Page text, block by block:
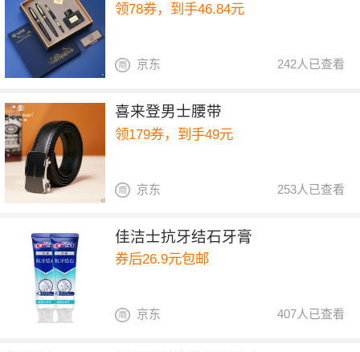
领78券，到手46.84元
242人已查看
京东
喜来登男士腰带
领179券，到手49元
253人已查看
京东
佳洁士抗牙结石牙膏
券后26.9元包邮
407人已查看
京东